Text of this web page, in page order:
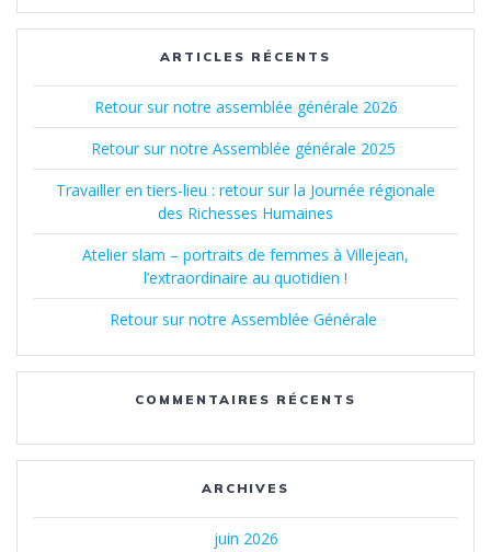
:
ARTICLES RÉCENTS
Retour sur notre assemblée générale 2026
Retour sur notre Assemblée générale 2025
Travailler en tiers-lieu : retour sur la Journée régionale
des Richesses Humaines
Atelier slam – portraits de femmes à Villejean,
l’extraordinaire au quotidien !
Retour sur notre Assemblée Générale
COMMENTAIRES RÉCENTS
ARCHIVES
juin 2026